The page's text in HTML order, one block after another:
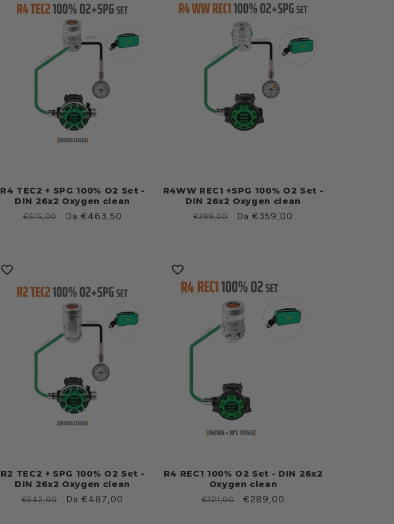
R4 TEC2 + SPG 100% O2 Set -
DIN 26x2 Oxygen clean
Prezzo
€515,00
Prezzo
Da €463,50
R4WW REC1 +SPG 100% O2 Set -
DIN 26x2 Oxygen clean
Prezzo
€399,00
Prezzo
Da €359,00
R2 TEC2 + SPG 100% O2 Set -
DIN 26x2 Oxygen clean
Prezzo
€542,00
Prezzo
Da €487,00
R4 REC1 100% O2 Set - DIN 26x2
Oxygen clean
Prezzo
€321,00
Prezzo
€289,00